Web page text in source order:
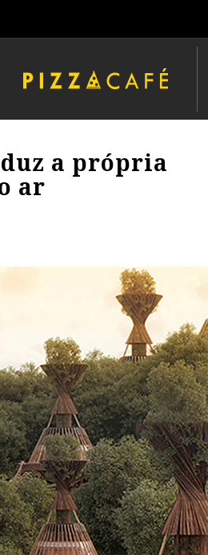
a própria
ar